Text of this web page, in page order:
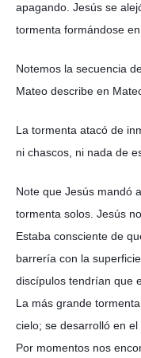
apagando. Jesús se
tormenta formándose
Notemos la secuencia
Mateo describe en
La tormenta atacó de
ni chascos, ni nada de
Note que Jesús mandó
tormenta solos. Jesús
Estaba consciente de
barrería con la
discípulos tendrían que
La más grande
cielo; se desarrolló en
Por momentos nos